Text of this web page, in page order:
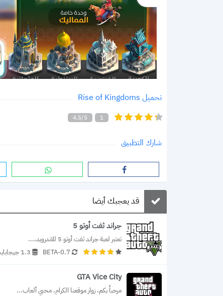
تحميل Rise of Kingdoms‏
4.5/5 1
شارك التطبيق
قد يعجبك أيضا
جراند ثفت أوتو 5
تعتبر لعبة جراند ثفت أوتو 5 للاندرويد،...
0.7-BETA
1.3 جيجابايت
GTA Vice City
مرحباً بكم، زوار موقعنا الكرام، محبي ألعاب...